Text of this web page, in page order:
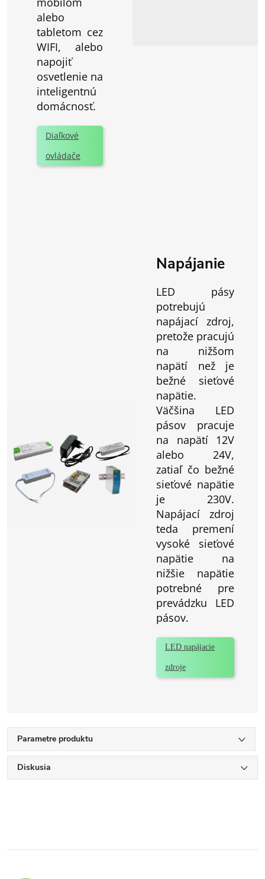
alebo
tabletom cez
WIFI, alebo
napojiť
osvetlenie na
inteligentnú
domácnosť.
Diaľkové
ovládače
Napájanie
LED pásy
potrebujú
napájací zdroj,
pretože pracujú
na nižšom
napätí než je
bežné sieťové
napätie.
Väčšina LED
pásov pracuje
na napätí 12V
alebo 24V,
zatiaľ čo bežné
sieťové napätie
je 230V.
Napájací zdroj
teda premení
vysoké sieťové
napätie na
nižšie napätie
potrebné pre
prevádzku LED
pásov.
LED napájacie
zdroje
Parametre produktu
Diskusia